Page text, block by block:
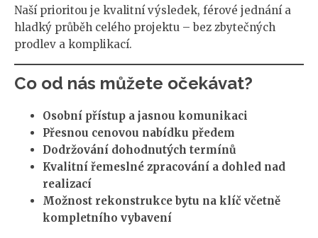
Naší prioritou je kvalitní výsledek, férové jednání a
hladký průběh celého projektu – bez zbytečných
prodlev a komplikací.
Co od nás můžete očekávat?
Osobní přístup a jasnou komunikaci
Přesnou cenovou nabídku předem
Dodržování dohodnutých termínů
Kvalitní řemeslné zpracování a dohled nad
realizací
Možnost rekonstrukce bytu na klíč včetně
kompletního vybavení